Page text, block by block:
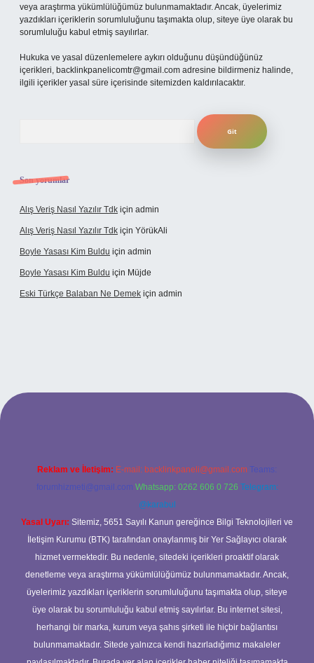
veya araştırma yükümlülüğümüz bulunmamaktadır. Ancak, üyelerimiz
yazdıkları içeriklerin sorumluluğunu taşımakta olup, siteye üye olarak bu
sorumluluğu kabul etmiş sayılırlar.
Hukuka ve yasal düzenlemelere aykırı olduğunu düşündüğünüz
içerikleri, backlinkpanelicomtr@gmail.com adresine bildirmeniz halinde,
ilgili içerikler yasal süre içerisinde sitemizden kaldırılacaktır.
Son yorumlar
Alış Veriş Nasıl Yazılır Tdk için admin
Alış Veriş Nasıl Yazılır Tdk için YörükAli
Boyle Yasası Kim Buldu için admin
Boyle Yasası Kim Buldu için Müjde
Eski Türkçe Balaban Ne Demek için admin
casino
Reklam ve İletişim: E-mail: backlinkpaneli@gmail.com Teams:
forumhizmeti@gmail.com Whatsapp: 0262 606 0 726 Telegram:
@karabul
Yasal Uyarı: Sitemiz, 5651 Sayılı Kanun gereğince Bilgi Teknolojileri ve
İletişim Kurumu (BTK) tarafından onaylanmış bir Yer Sağlayıcı olarak
hizmet vermektedir. Bu nedenle, sitedeki içerikleri proaktif olarak
denetleme veya araştırma yükümlülüğümüz bulunmamaktadır. Ancak,
üyelerimiz yazdıkları içeriklerin sorumluluğunu taşımakta olup, siteye
üye olarak bu sorumluluğu kabul etmiş sayılırlar. Bu internet sitesi,
herhangi bir marka, kurum veya şahıs şirketi ile hiçbir bağlantısı
bulunmamaktadır. Sitede yalnızca kendi hazırladığımız makaleler